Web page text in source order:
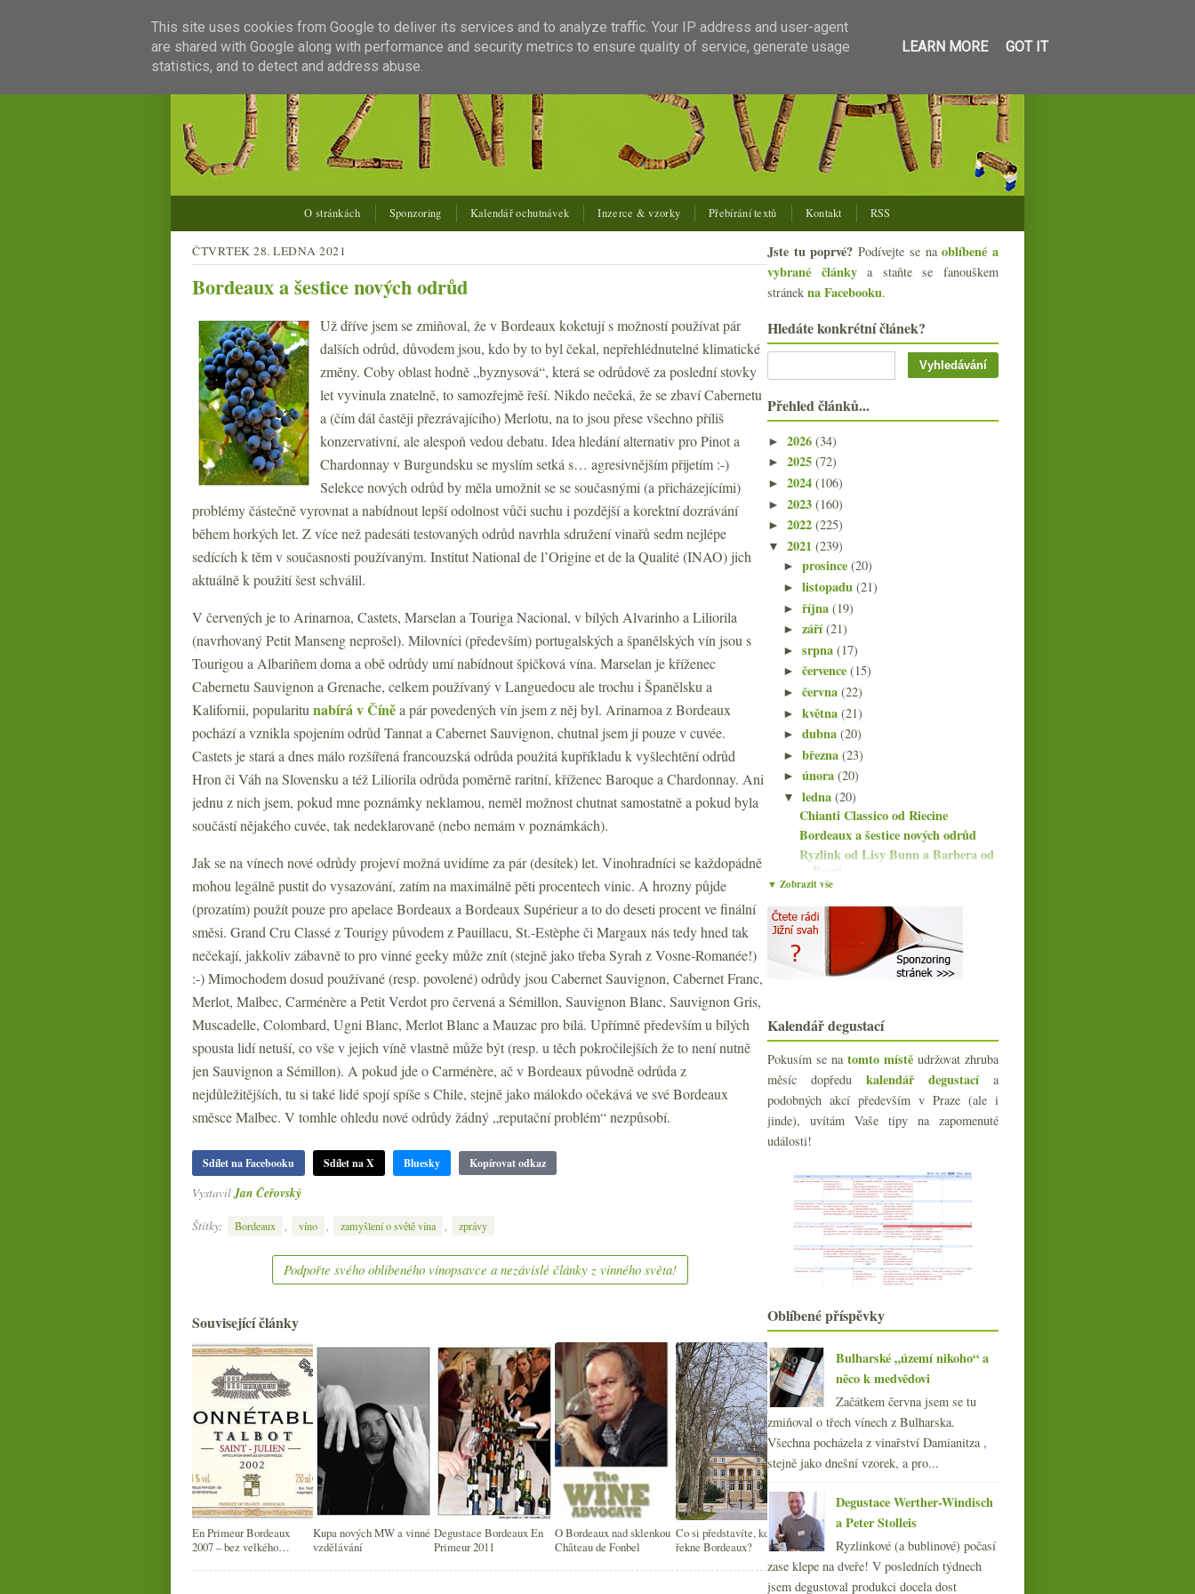
O stránkách Sponzoring Kalendář ochutnávek Inzerce & vzorky Přebírání textů Kontakt RSS
ČTVRTEK 28. LEDNA 2021
Bordeaux a šestice nových odrůd
Už dříve jsem se zmiňoval, že v Bordeaux koketují s možností používat pár
dalších odrůd, důvodem jsou, kdo by to byl čekal, nepřehlédnutelné klimatické
změny. Coby oblast hodně „byznysová“, která se odrůdově za poslední stovky
let vyvinula znatelně, to samozřejmě řeší. Nikdo nečeká, že se zbaví Cabernetu
a (čím dál častěji přezrávajícího) Merlotu, na to jsou přese všechno příliš
konzervativní, ale alespoň vedou debatu. Idea hledání alternativ pro Pinot a
Chardonnay v Burgundsku se myslím setká s… agresivnějším přijetím :-)
Selekce nových odrůd by měla umožnit se se současnými (a přicházejícími)
problémy částečně vyrovnat a nabídnout lepší odolnost vůči suchu i pozdější a korektní dozrávání
během horkých let. Z více než padesáti testovaných odrůd navrhla sdružení vinařů sedm nejlépe
sedících k těm v současnosti používaným. Institut National de l’Origine et de la Qualité (INAO) jich
aktuálně k použití šest schválil.
V červených je to Arinarnoa, Castets, Marselan a Touriga Nacional, v bílých Alvarinho a Liliorila
(navrhovaný Petit Manseng neprošel). Milovníci (především) portugalských a španělských vín jsou s
Tourigou a Albariñem doma a obě odrůdy umí nabídnout špičková vína. Marselan je kříženec
Cabernetu Sauvignon a Grenache, celkem používaný v Languedocu ale trochu i Španělsku a
Kalifornii, popularitu nabírá v Číněa pár povedených vín jsem z něj byl. Arinarnoa z Bordeaux
pochází a vznikla spojením odrůd Tannat a Cabernet Sauvignon, chutnal jsem ji pouze v cuvée.
Castets je stará a dnes málo rozšířená francouzská odrůda použitá kupříkladu k vyšlechtění odrůd
Hron či Váh na Slovensku a též Liliorila odrůda poměrně raritní, kříženec Baroque a Chardonnay. Ani
jednu z nich jsem, pokud mne poznámky neklamou, neměl možnost chutnat samostatně a pokud byla
součástí nějakého cuvée, tak nedeklarovaně (nebo nemám v poznámkách).
Jak se na vínech nové odrůdy projeví možná uvidíme za pár (desítek) let. Vinohradníci se každopádně
mohou legálně pustit do vysazování, zatím na maximálně pěti procentech vinic. A hrozny půjde
(prozatím) použít pouze pro apelace Bordeaux a Bordeaux Supérieur a to do deseti procent ve finální
směsi. Grand Cru Classé z Tourigy původem z Pauillacu, St.-Estèphe či Margaux nás tedy hned tak
nečekají, jakkoliv zábavně to pro vinné geeky může znít (stejně jako třeba Syrah z Vosne-Romanée!)
:-) Mimochodem dosud používané (resp. povolené) odrůdy jsou Cabernet Sauvignon, Cabernet Franc,
Merlot, Malbec, Carménère a Petit Verdot pro červená a Sémillon, Sauvignon Blanc, Sauvignon Gris,
Muscadelle, Colombard, Ugni Blanc, Merlot Blanc a Mauzac pro bílá. Upřímně především u bílých
spousta lidí netuší, co vše v jejich víně vlastně může být (resp. u těch pokročilejších že to není nutně
jen Sauvignon a Sémillon). A pokud jde o Carménère, ač v Bordeaux původně odrůda z
nejdůležitějších, tu si také lidé spojí spíše s Chile, stejně jako málokdo očekává ve své Bordeaux
směsce Malbec. V tomhle ohledu nové odrůdy žádný „reputační problém“ nezpůsobí.
Sdílet na Facebooku Sdílet na X Bluesky Kopírovat odkaz
VystavilJan Čeřovský
Štítky:
Bordeaux víno zamyšlení o světě vína zprávy
Podpořte svého oblíbeného vínopsavce a nezávislé články z vinného světa!
Související články
En Primeur Bordeaux
2007 – bez velkého
Kupa nových MW a vinné
vzdělávání
Degustace Bordeaux En
Primeur 2011
O Bordeaux nad sklenkou
Château de Fonbel
Co si představíte, když se
řekne Bordeaux?
Katastrofický ročník 2007
v Bordeaux?
Jste tu poprvé? Podívejte se naoblíbené a
vybrané článkya staňte se fanouškem
stránek na Facebooku.
Hledáte konkrétní článek?
Přehled článků...
► 2026 (34)
► 2025 (72)
► 2024 (106)
► 2023 (160)
► 2022 (225)
▼ 2021 (239)
►prosince(20)
►listopadu(21)
►října(19)
►září(21)
►srpna(17)
►července(15)
►června(22)
►května(21)
►dubna(20)
►března(23)
►února(20)
▼ledna(20)
Chianti Classico od Riecine
Bordeaux a šestice nových odrůd
Ryzlink od Lisy Bunn a Barbera od
Boeri
Dvě klasiky od Tenuta di Capezzana
Tiefenbrunner a Pinot Noir, Grigio
a Sauvignon
Louis Girardot a Special Cuvée od
Bollingeru
Hutné Basilisco a Piesporter
Vytí na měsíc s Champagne
Bois de Favereau v červené i bílé
Gurdau Veltliner a Kuba Novák
Šedý pinot
Prvotina od Champagne Oudiette
Povedená biodynamická Rioja s
Château Pontet-Canet a noční můra
2007
Opět mladá Ultreia Saint Jacques
Ryzlinková Máří Magdaléna z
vinařství Meyer
Le Masciare a chutná Kampánie
Chrámecký košer Pinot Noir
100 top vín ČR, archiv ČT24 a
korky bez TCA
Fantastický Riesling Mélange od
Evy Fricke
► 2020(239)
►2019 (238)
►2018(240)
►2017(240)
►2016(250)
2015 (251)
►2014(254)
►2013(249)
►2012(254)
►2011(252)
▼ Zobrazit vše
Kalendář degustací
Pokusím se na tomto místě udržovat zhruba
měsíc dopředu kalendář degustacía
podobných akcí především v Praze (ale i
jinde), uvítám Vaše tipy na zapomenuté
události!
Oblíbené příspěvky
Bulharské „území nikoho“ a
něco k medvědovi
Začátkem června jsem se tu
zmiňoval o třech vínech z Bulharska.
Všechna pocházela z vinařství Damianitza ,
stejně jako dnešní vzorek, a pro...
Degustace Werther-Windisch
a Peter Stolleis
Ryzlinkové (a bublinové) počasí
zase klepe na dveře! V posledních týdnech
jsem degustoval produkci docela dost
This site uses cookies from Google to deliver its services and to analyze traffic. Your IP address and user-agent
are shared with Google along with performance and security metrics to ensure quality of service, generate usage
statistics, and to detect and address abuse.
LEARN MORE GOT IT